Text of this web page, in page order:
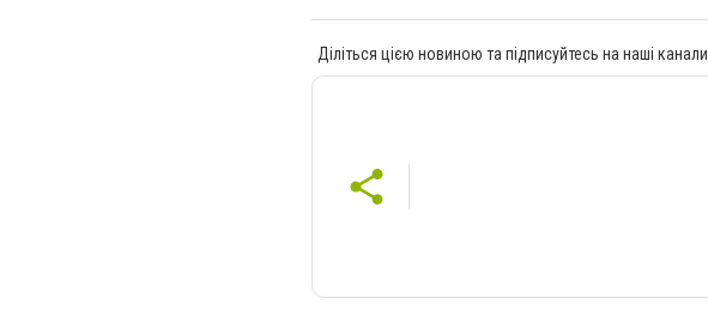
Діліться цією новиною та підписуйтесь на наші канали